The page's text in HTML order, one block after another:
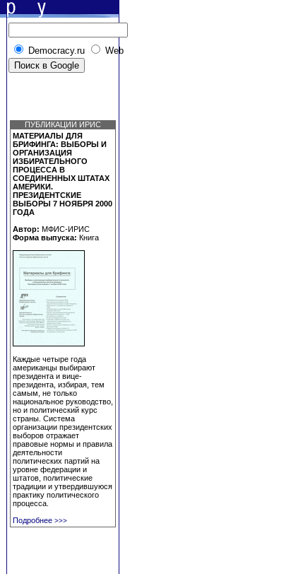
Democracy.ru Web
ПУБЛИКАЦИИ ИРИС
МАТЕРИАЛЫ ДЛЯ
БРИФИНГА: ВЫБОРЫ И
ОРГАНИЗАЦИЯ
ИЗБИРАТЕЛЬНОГО
ПРОЦЕССА В
СОЕДИНЕННЫХ ШТАТАХ
АМЕРИКИ.
ПРЕЗИДЕНТСКИЕ
ВЫБОРЫ 7 НОЯБРЯ 2000
ГОДА
Автор: МФИС-ИРИС
Форма выпуска: Книга
Каждые четыре года
американцы выбирают
президента и вице-
президента, избирая, тем
самым, не только
национальное руководство,
но и политический курс
страны. Система
организации президентских
выборов отражает
правовые нормы и правила
деятельности
политических партий на
уровне федерации и
штатов, политические
традиции и утвердившуюся
практику политического
процесса.
Подробнее >>>